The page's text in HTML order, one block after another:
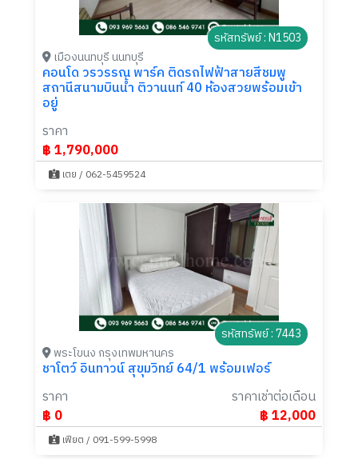
รหัสทรัพย์ : N1503
เมืองนนทบุรี นนทบุรี
คอนโด วรวรรณ พาร์ค ติดรถไฟฟ้าสายสีชมพู
สถานีสนามบินน้ำ ติวานนท์ 40 ห้องสวยพร้อมเข้า
อยู่
ราคา
฿ 1,790,000
เตย / 062-5459524
รหัสทรัพย์ : 7443
พระโขนง กรุงเทพมหานคร
ชาโตว์ อินทาวน์ สุขุมวิทย์ 64/1 พร้อมเฟอร์
ราคา
฿ 0
ราคาเช่าต่อเดือน
฿ 12,000
เฟียต / 091-599-5998